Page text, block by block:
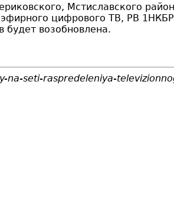
Мстиславского
цифрового ТВ, РВ
будет возобновлена.
seti-raspredeleniya-